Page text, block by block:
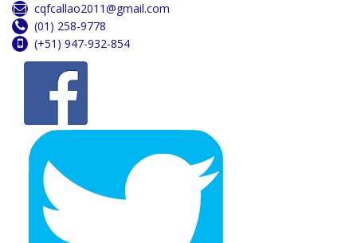
cqfcallao2011@gmail.com
(01) 258-9778
(+51) 947-932-854